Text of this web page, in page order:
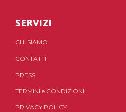
SERVIZI
CHI SIAMO
CONTATTI
PRESS
TERMINI e CONDIZIONI
PRIVACY POLICY